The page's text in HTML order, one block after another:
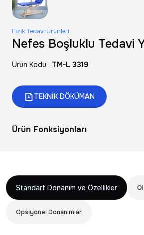
Fizik Tedavi Ürünleri
Nefes Boşluklu Tedavi
Ürün Kodu : TM-L 3319
TEKNİK DÖKÜMAN
Ürün Fonksiyonları
Standart Donanım ve Özellikler
Opsiyonel Donanımlar